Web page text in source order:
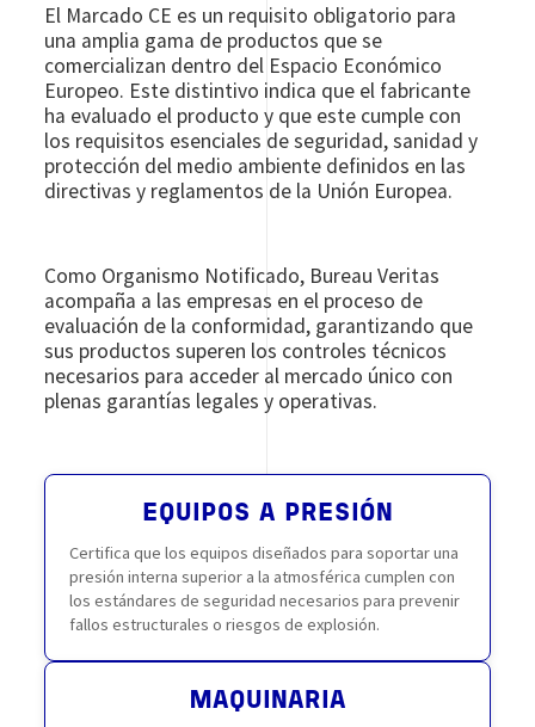
El Marcado CE es un requisito obligatorio para
una amplia gama de productos que se
comercializan dentro del Espacio Económico
Europeo. Este distintivo indica que el fabricante
ha evaluado el producto y que este cumple con
los requisitos esenciales de seguridad, sanidad y
protección del medio ambiente definidos en las
directivas y reglamentos de la Unión Europea.
Como Organismo Notificado, Bureau Veritas
acompaña a las empresas en el proceso de
evaluación de la conformidad, garantizando que
sus productos superen los controles técnicos
necesarios para acceder al mercado único con
plenas garantías legales y operativas.
EQUIPOS A PRESIÓN
Certifica que los equipos diseñados para soportar una
presión interna superior a la atmosférica cumplen con
los estándares de seguridad necesarios para prevenir
fallos estructurales o riesgos de explosión.
MAQUINARIA